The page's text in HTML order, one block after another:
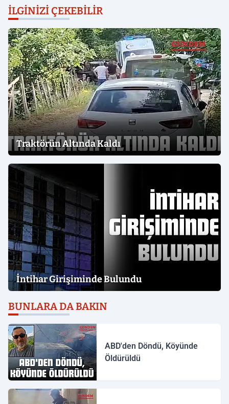
İLGINIZI ÇEKEBILIR
Traktörün Altında Kaldı
İntihar Girişiminde Bulundu
BUNLARA DA BAKIN
ABD'den Döndü, Köyünde
Öldürüldü